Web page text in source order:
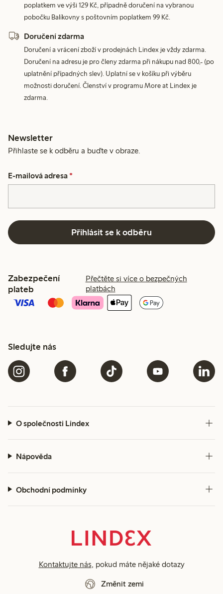
poplatkem ve výši 129 Kč, případně doručení na vybranou
pobočku Balíkovny s poštovním poplatkem 99 Kč.
Doručení zdarma
Doručení a vrácení zboží v prodejnách Lindex je vždy zdarma.
Doručení na adresu je pro členy zdarma při nákupu nad 800,- (po
uplatnění případných slev). Uplatní se v košíku při výběru
možnosti doručení. Členství v programu More at Lindex je
zdarma.
Newsletter
Přihlaste se k odběru a buďte v obraze.
E-mailová adresa *
Přihlásit se k odběru
Zabezpečení
plateb
Přečtěte si více o bezpečných
platbách
Sledujte nás
O společnosti Lindex
Nápověda
Obchodní podmínky
Kontaktujte nás , pokud máte nějaké dotazy
Změnit zemi